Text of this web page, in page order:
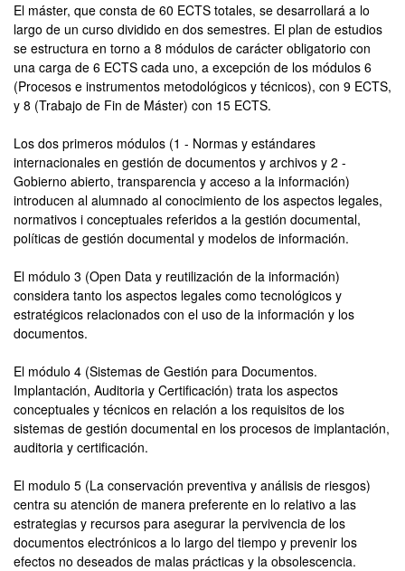
El máster, que consta de 60 ECTS totales, se desarrollará a lo
largo de un curso dividido en dos semestres. El plan de estudios
se estructura en torno a 8 módulos de carácter obligatorio con
una carga de 6 ECTS cada uno, a excepción de los módulos 6
(Procesos e instrumentos metodológicos y técnicos), con 9 ECTS,
y 8 (Trabajo de Fin de Máster) con 15 ECTS.
Los dos primeros módulos (1 - Normas y estándares
internacionales en gestión de documentos y archivos y 2 -
Gobierno abierto, transparencia y acceso a la información)
introducen al alumnado al conocimiento de los aspectos legales,
normativos i conceptuales referidos a la gestión documental,
políticas de gestión documental y modelos de información.
El módulo 3 (Open Data y reutilización de la información)
considera tanto los aspectos legales como tecnológicos y
estratégicos relacionados con el uso de la información y los
documentos.
El módulo 4 (Sistemas de Gestión para Documentos.
Implantación, Auditoria y Certificación) trata los aspectos
conceptuales y técnicos en relación a los requisitos de los
sistemas de gestión documental en los procesos de implantación,
auditoria y certificación.
El modulo 5 (La conservación preventiva y análisis de riesgos)
centra su atención de manera preferente en lo relativo a las
estrategias y recursos para asegurar la pervivencia de los
documentos electrónicos a lo largo del tiempo y prevenir los
efectos no deseados de malas prácticas y la obsolescencia.